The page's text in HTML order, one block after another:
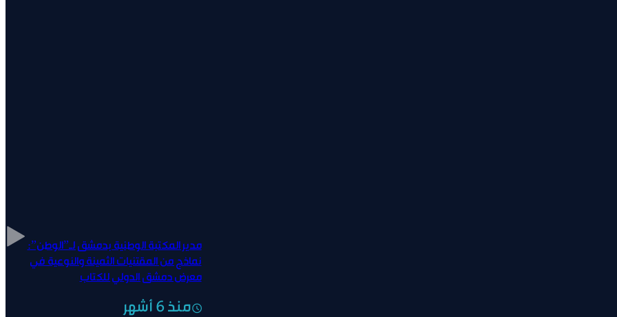
مدير المكتبة الوطنية بدمشق لـ”الوطن”:
نماذج من المقتنيات الثمينة والنوعية في
معرض دمشق الدولي للكتاب
منذ 6 أشهر